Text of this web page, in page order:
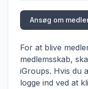
Ansøg om
For at blive
medlemsskab,
iGroups. Hvis du
logge ind ved at